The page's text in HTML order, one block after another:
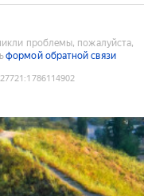
проблемы, пожалуйста,
формой обратной связи
:1786114902